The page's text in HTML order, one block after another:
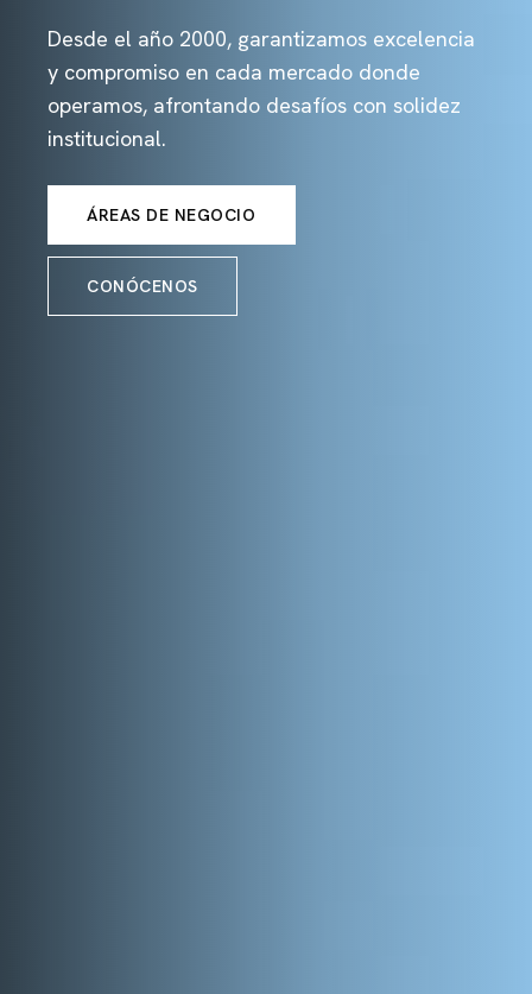
Desde el año 2000, garantizamos excelencia
y compromiso en cada mercado donde
operamos, afrontando desafíos con solidez
institucional.
ÁREAS DE NEGOCIO
CONÓCENOS